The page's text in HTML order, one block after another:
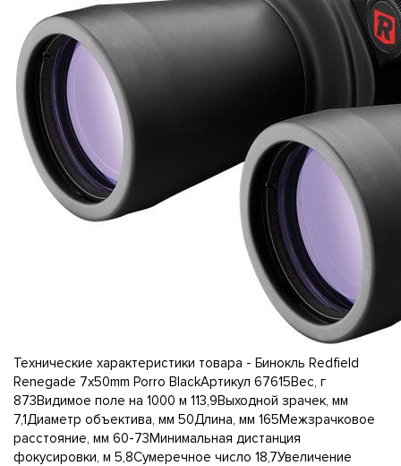
Технические характеристики товара - Бинокль Redfield
Renegade 7x50mm Porro BlackАртикул 67615Вес, г
873Видимое поле на 1000 м 113,9Выходной зрачек, мм
7,1Диаметр объектива, мм 50Длина, мм 165Межзрачковое
расстояние, мм 60-73Минимальная дистанция
фокусировки, м 5,8Сумеречное число 18,7Увеличение